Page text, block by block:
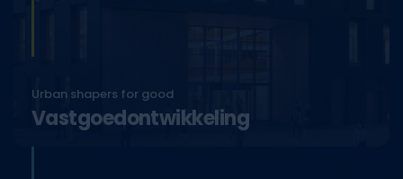
Urban shapers for good
Vastgoedontwikkeling